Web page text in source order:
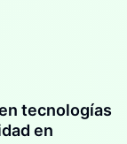
tecnologías
en